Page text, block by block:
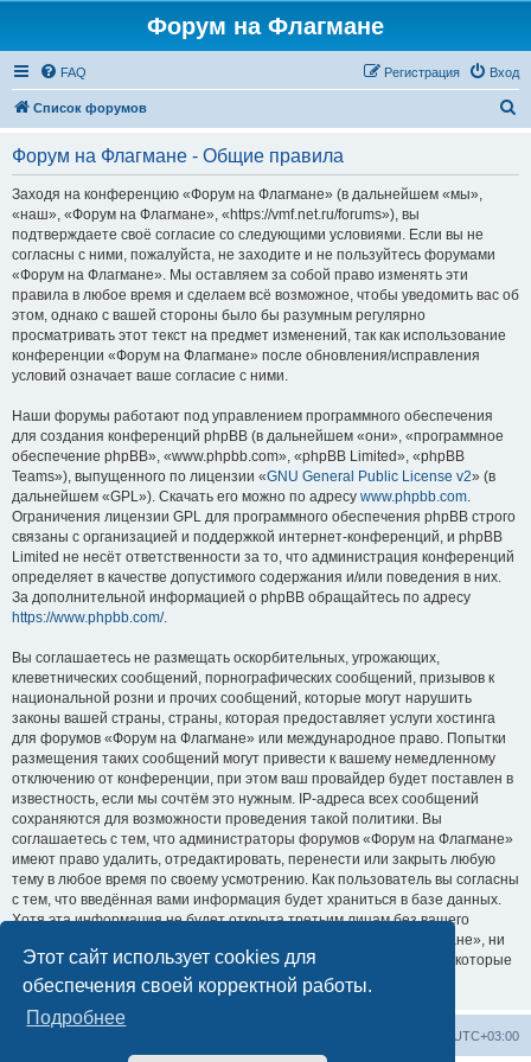
Этот сайт использует cookies для
обеспечения своей корректной работы.
Подробнее
Форум на Флагмане
FAQ Вход
Регистрация
Список форумов
Форум на Флагмане - Общие правила
Заходя на конференцию «Форум на Флагмане» (в дальнейшем «мы»,
«наш», «Форум на Флагмане», «https://vmf.net.ru/forums»), вы
подтверждаете своё согласие со следующими условиями. Если вы не
согласны с ними, пожалуйста, не заходите и не пользуйтесь форумами
«Форум на Флагмане». Мы оставляем за собой право изменять эти
правила в любое время и сделаем всё возможное, чтобы уведомить вас об
этом, однако с вашей стороны было бы разумным регулярно
просматривать этот текст на предмет изменений, так как использование
конференции «Форум на Флагмане» после обновления/исправления
условий означает ваше согласие с ними.
Наши форумы работают под управлением программного обеспечения
для создания конференций phpBB (в дальнейшем «они», «программное
обеспечение phpBB», «www.phpbb.com», «phpBB Limited», «phpBB
Teams»), выпущенного по лицензии «GNU General Public License v2» (в
дальнейшем «GPL»). Скачать его можно по адресу www.phpbb.com.
Ограничения лицензии GPL для программного обеспечения phpBB строго
связаны с организацией и поддержкой интернет-конференций, и phpBB
Limited не несёт ответственности за то, что администрация конференций
определяет в качестве допустимого содержания и/или поведения в них.
За дополнительной информацией о phpBB обращайтесь по адресу
https://www.phpbb.com/.
Вы соглашаетесь не размещать оскорбительных, угрожающих,
клеветнических сообщений, порнографических сообщений, призывов к
национальной розни и прочих сообщений, которые могут нарушить
законы вашей страны, страны, которая предоставляет услуги хостинга
для форумов «Форум на Флагмане» или международное право. Попытки
размещения таких сообщений могут привести к вашему немедленному
отключению от конференции, при этом ваш провайдер будет поставлен в
известность, если мы сочтём это нужным. IP-адреса всех сообщений
сохраняются для возможности проведения такой политики. Вы
соглашаетесь с тем, что администраторы форумов «Форум на Флагмане»
имеют право удалить, отредактировать, перенести или закрыть любую
тему в любое время по своему усмотрению. Как пользователь вы согласны
с тем, что введённая вами информация будет храниться в базе данных.
Хотя эта информация не будет открыта третьим лицам без вашего
разрешения, ни администрация конференции «Форум на Флагмане», ни
phpBB Limited не может быть ответственна за действия хакеров, которые
могут привести к несанкционированному доступу к ней.
UTC+03:00